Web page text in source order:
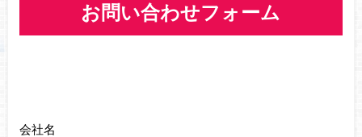
お問い合わせフォーム
会社名